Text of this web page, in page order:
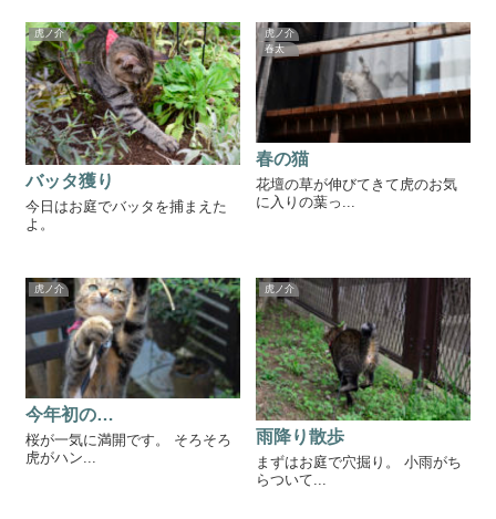
虎ノ介
バッタ獲り
今日はお庭でバッタを捕まえた
よ。
虎ノ介
春太
春の猫
花壇の草が伸びてきて虎のお気
に入りの葉っ...
虎ノ介
今年初の…
桜が一気に満開です。 そろそろ
虎がハン...
虎ノ介
雨降り散歩
まずはお庭で穴掘り。 小雨がち
らついて...